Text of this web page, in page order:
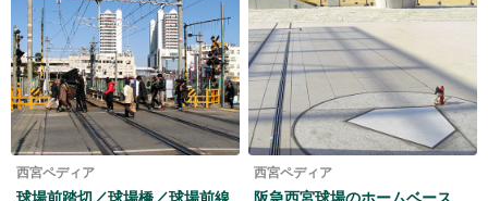
西宮ペディア 西宮ペディア